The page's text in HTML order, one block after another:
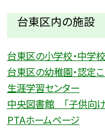
台東区内の施設
台東区の小学校・中学校
台東区の幼稚園・認定
生涯学習センター
中央図書館 「子供向け
PTAホームページ